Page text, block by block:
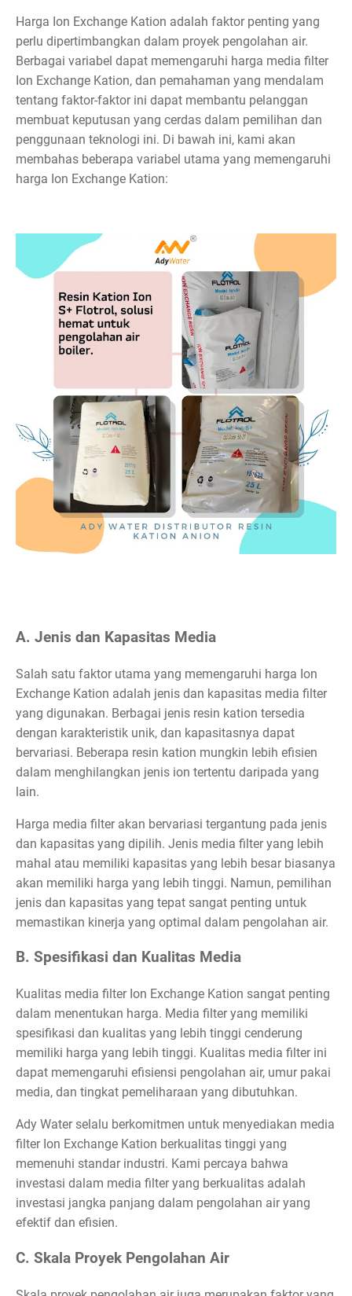
Harga Ion Exchange Kation adalah faktor penting yang
perlu dipertimbangkan dalam proyek pengolahan air.
Berbagai variabel dapat memengaruhi harga media filter
Ion Exchange Kation, dan pemahaman yang mendalam
tentang faktor-faktor ini dapat membantu pelanggan
membuat keputusan yang cerdas dalam pemilihan dan
penggunaan teknologi ini. Di bawah ini, kami akan
membahas beberapa variabel utama yang memengaruhi
harga Ion Exchange Kation:
A. Jenis dan Kapasitas Media
Salah satu faktor utama yang memengaruhi harga Ion
Exchange Kation adalah jenis dan kapasitas media filter
yang digunakan. Berbagai jenis resin kation tersedia
dengan karakteristik unik, dan kapasitasnya dapat
bervariasi. Beberapa resin kation mungkin lebih efisien
dalam menghilangkan jenis ion tertentu daripada yang
lain.
Harga media filter akan bervariasi tergantung pada jenis
dan kapasitas yang dipilih. Jenis media filter yang lebih
mahal atau memiliki kapasitas yang lebih besar biasanya
akan memiliki harga yang lebih tinggi. Namun, pemilihan
jenis dan kapasitas yang tepat sangat penting untuk
memastikan kinerja yang optimal dalam pengolahan air.
B. Spesifikasi dan Kualitas Media
Kualitas media filter Ion Exchange Kation sangat penting
dalam menentukan harga. Media filter yang memiliki
spesifikasi dan kualitas yang lebih tinggi cenderung
memiliki harga yang lebih tinggi. Kualitas media filter ini
dapat memengaruhi efisiensi pengolahan air, umur pakai
media, dan tingkat pemeliharaan yang dibutuhkan.
Ady Water selalu berkomitmen untuk menyediakan media
filter Ion Exchange Kation berkualitas tinggi yang
memenuhi standar industri. Kami percaya bahwa
investasi dalam media filter yang berkualitas adalah
investasi jangka panjang dalam pengolahan air yang
efektif dan efisien.
C. Skala Proyek Pengolahan Air